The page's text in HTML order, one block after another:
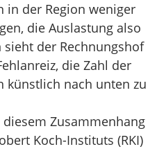
in der Region weniger
die Auslastung also
der Rechnungshof
die Zahl der
künstlich nach unten zu
Zusammenhang
Koch-Instituts (RKI)